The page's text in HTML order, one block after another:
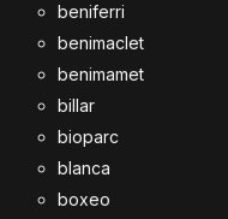
beniferri
benimaclet
benimamet
billar
bioparc
blanca
boxeo